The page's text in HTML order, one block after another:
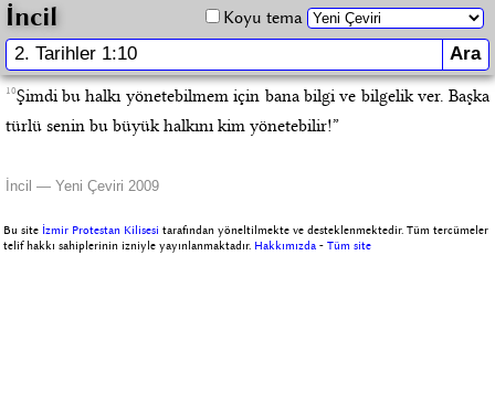
İncil Koyu tema
10Şimdi bu halkı yönetebilmem için bana bilgi ve bilgelik ver. Başka
türlü senin bu büyük halkını kim yönetebilir!”
İncil — Yeni Çeviri 2009
Bu site İzmir Protestan Kilisesi tarafından yöneltilmekte ve desteklenmektedir. Tüm tercümeler
telif hakkı sahiplerinin izniyle yayınlanmaktadır. Hakkımızda -Tüm site